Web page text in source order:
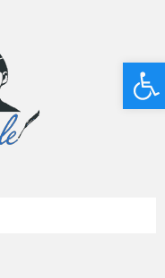
Deschide bara de unelte